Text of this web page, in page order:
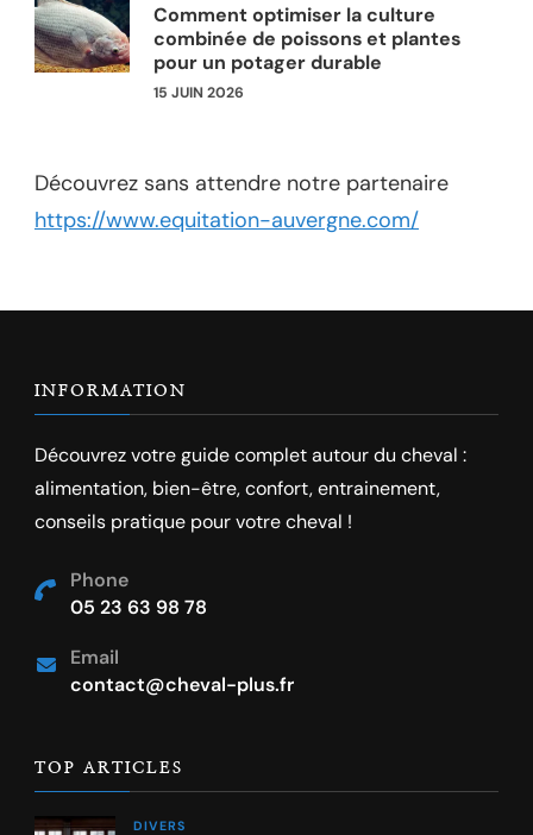
Comment optimiser la culture
combinée de poissons et plantes
pour un potager durable
15 JUIN 2026
Découvrez sans attendre notre partenaire
https://www.equitation-auvergne.com/
INFORMATION
Découvrez votre guide complet autour du cheval :
alimentation, bien-être, confort, entrainement,
conseils pratique pour votre cheval !
Phone
05 23 63 98 78
Email
contact@cheval-plus.fr
TOP ARTICLES
DIVERS